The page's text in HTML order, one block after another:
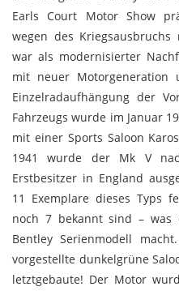
Earls Court Motor Show
wegen des
war als modernisierter
mit neuer Motorgeneration
Einzelradaufhängung der
Fahrzeugs wurde im Januar
mit einer Sports Saloon
1941 wurde der Mk V
Erstbesitzer in England
11 Exemplare dieses Typs
noch 7 bekannt sind – was
Bentley Serienmodell
vorgestellte dunkelgrüne
letztgebaute! Der Motor